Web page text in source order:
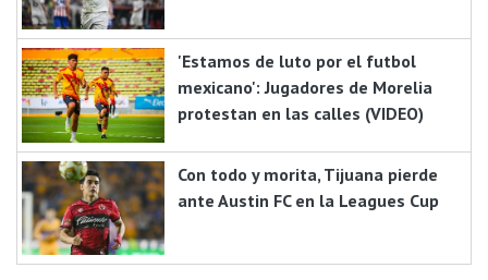
'Estamos de luto por el futbol
mexicano': Jugadores de Morelia
protestan en las calles (VIDEO)
Con todo y morita, Tijuana pierde
ante Austin FC en la Leagues Cup